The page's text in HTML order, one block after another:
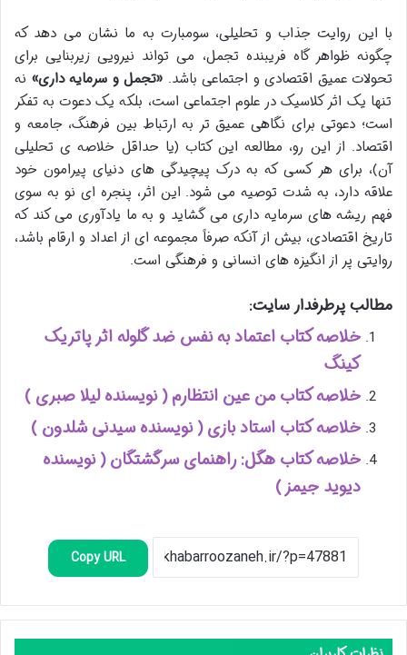
با این روایت جذاب و تحلیلی، سومبارت به ما نشان می دهد که
چگونه ظواهر گاه فریبنده تجمل، می تواند نیرویی زیربنایی برای
تحولات عمیق اقتصادی و اجتماعی باشد. «تجمل و سرمایه داری» نه
تنها یک اثر کلاسیک در علوم اجتماعی است، بلکه یک دعوت به تفکر
است؛ دعوتی برای نگاهی عمیق تر به ارتباط بین فرهنگ، جامعه و
اقتصاد. از این رو، مطالعه این کتاب (یا حداقل خلاصه ی تحلیلی
آن)، برای هر کسی که به درک پیچیدگی های دنیای پیرامون خود
علاقه دارد، به شدت توصیه می شود. این اثر، پنجره ای نو به سوی
فهم ریشه های سرمایه داری می گشاید و به ما یادآوری می کند که
تاریخ اقتصادی، بیش از آنکه صرفاً مجموعه ای از اعداد و ارقام باشد،
روایتی پر از انگیزه های انسانی و فرهنگی است.
مطالب پرطرفدار سایت:
خلاصه کتاب اعتماد به نفس ضد گلوله اثر پاتریک
کینگ
خلاصه کتاب من عین انتظارم ( نویسنده لیلا صبری )
خلاصه کتاب استاد بازی ( نویسنده سیدنی شلدون )
خلاصه کتاب هگل: راهنمای سرگشتگان ( نویسنده
دیوید جیمز )
Copy URL